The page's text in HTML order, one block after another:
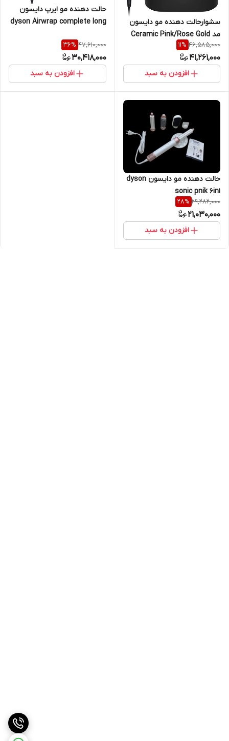
سشوارحالت دهنده مو دایسون
مد Ceramic Pink/Rose Gold
T/1-T/2(سرامیک صورتی/رزگلد)
46,585,000
11%
41,261,000
افزودن به سبد
حالت دهنده مو ایرپ دایسون
dyson Airwrap complete long
47,610,000
36%
30,418,000
افزودن به سبد
حالت دهنده مو دایسون dyson
sonic pnik 6in1
29,282,000
28%
21,030,000
افزودن به سبد